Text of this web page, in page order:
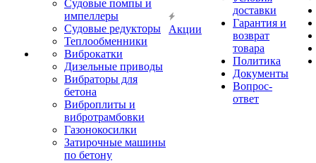
Судовые помпы и
импеллеры
Судовые редукторы
Теплообменники
Виброкатки
Дизельные приводы
Вибраторы для
бетона
Виброплиты и
вибротрамбовки
Газонокосилки
Затирочные машины
по бетону
Акции
доставки
Гарантия и
возврат
товара
Политика
Документы
Вопрос-
ответ